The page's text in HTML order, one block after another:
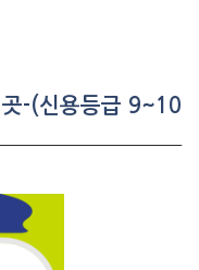
-(신용등급 9~10